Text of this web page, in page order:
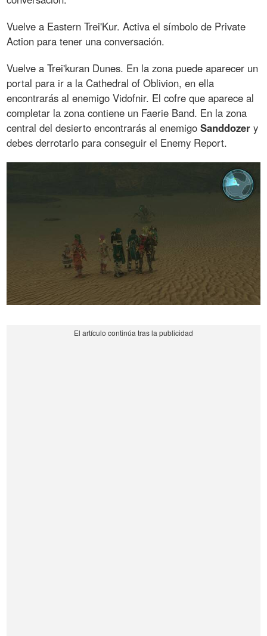
Vuelve a Eastern Trei'Kur. Activa el símbolo de Private
Action para tener una conversación.
Vuelve a Trei'kuran Dunes. En la zona puede aparecer un
portal para ir a la Cathedral of Oblivion, en ella
encontrarás al enemigo Vidofnir. El cofre que aparece al
completar la zona contiene un Faerie Band. En la zona
central del desierto encontrarás al enemigoSanddozer y
debes derrotarlo para conseguir el Enemy Report.